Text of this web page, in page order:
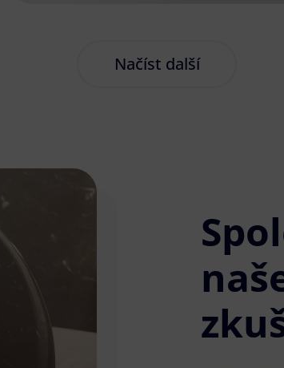
Načíst další